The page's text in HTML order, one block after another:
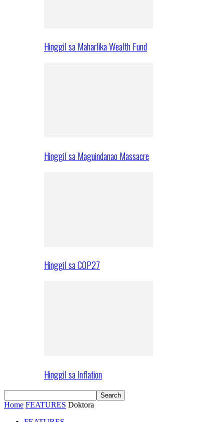
Hinggil sa Maharlika Wealth Fund
Hinggil sa Maguindanao Massacre
Hinggil sa COP27
Hinggil sa Inflation
Home FEATURES Doktora